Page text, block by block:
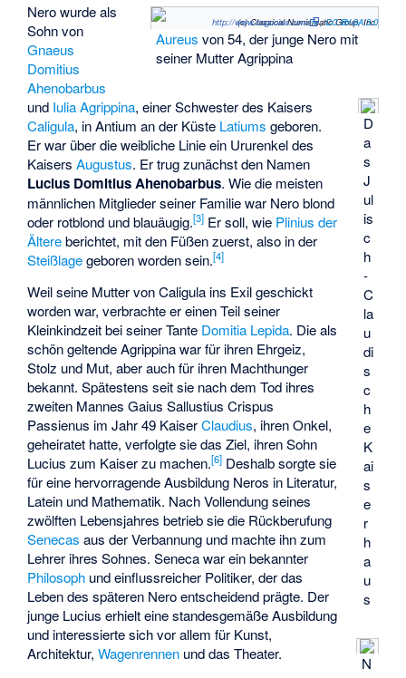
(c) Classical Numismatic Group, Inc.
http://www.cngcoins.com ,CC BY-SA 3.0
Aureus von 54, der junge Nero mit
seiner Mutter Agrippina
D
a
s
J
ul
is
c
h
-
C
la
u
di
s
c
h
e
K
ai
s
e
r
h
a
u
s
Nero wurde als
Sohn von
Gnaeus
Domitius
Ahenobarbus
und Iulia Agrippina, einer Schwester des Kaisers
Caligula, in Antium an der Küste Latiums geboren.
Er war über die weibliche Linie ein Ururenkel des
KaisersAugustus. Er trug zunächst den Namen
Lucius Domitius Ahenobarbus. Wie die meisten
männlichen Mitglieder seiner Familie war Nero blond
oder rotblond und blauäugig.[3] Er soll, wie Plinius der
Ältereberichtet, mit den Füßen zuerst, also in der
Steißlagegeboren worden sein.[4]
N
Weil seine Mutter von Caligula ins Exil geschickt
worden war, verbrachte er einen Teil seiner
Kleinkindzeit bei seiner Tante Domitia Lepida. Die als
schön geltende Agrippina war für ihren Ehrgeiz,
Stolz und Mut, aber auch für ihren Machthunger
bekannt. Spätestens seit sie nach dem Tod ihres
zweiten MannesGaius Sallustius Crispus
Passienus im Jahr 49 KaiserClaudius, ihren Onkel,
geheiratet hatte, verfolgte sie das Ziel, ihren Sohn
Lucius zum Kaiser zu machen.[6] Deshalb sorgte sie
für eine hervorragende Ausbildung Neros in Literatur,
Latein und Mathematik. Nach Vollendung seines
zwölften Lebensjahres betrieb sie die Rückberufung
Senecas aus der Verbannung und machte ihn zum
Lehrer ihres Sohnes. Seneca war ein bekannter
Philosoph und einflussreicher Politiker, der das
Leben des späteren Nero entscheidend prägte. Der
junge Lucius erhielt eine standesgemäße Ausbildung
und interessierte sich vor allem für Kunst,
Architektur,Wagenrennen und das Theater.